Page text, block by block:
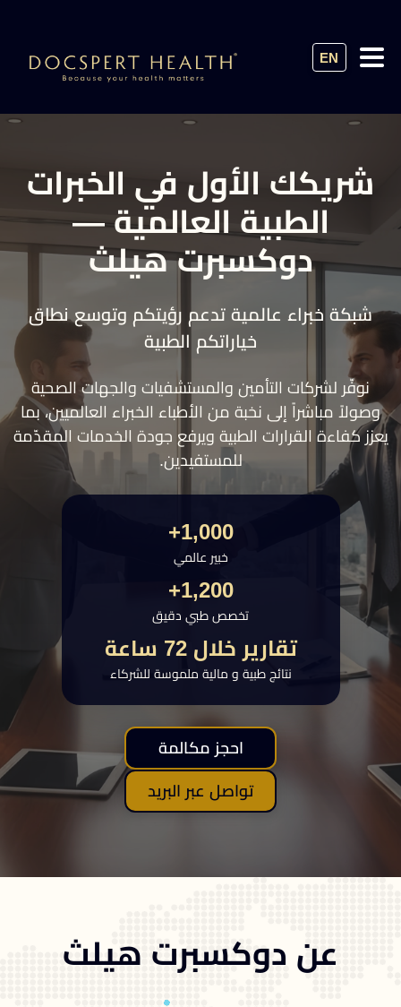
EN
شريكك الأول في الخبرات
الطبية العالمية —
دوكسبرت هيلث
شبكة خبراء عالمية تدعم رؤيتكم وتوسع نطاق
خياراتكم الطبية
نوفّر لشركات التأمين والمستشفيات والجهات الصحية
وصولاً مباشراً إلى نخبة من الأطباء الخبراء العالميين، بما
يعزز كفاءة القرارات الطبية ويرفع جودة الخدمات المقدّمة
للمستفيدين.
1,000+
خبير عالمي
1,200+
تخصص طبي دقيق
تقارير خلال 72 ساعة
نتائج طبية و مالية ملموسة للشركاء
احجز مكالمة
تواصل عبر البريد
عن دوكسبرت هيلث